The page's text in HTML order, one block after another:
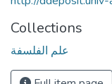
Collections
علم الفلسفة